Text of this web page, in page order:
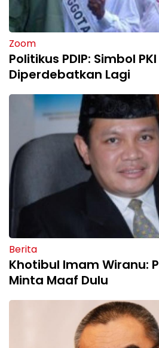
Zoom
Politikus PDIP: Simbol
Diperdebatkan Lagi
Berita
Khotibul Imam Wiranu:
Minta Maaf Dulu